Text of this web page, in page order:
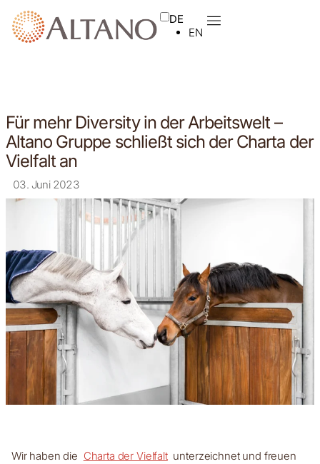
DE
EN
Für mehr Diversity in der Arbeitswelt –
Altano Gruppe schließt sich der Charta der
Vielfalt an
03. Juni 2023
Wir haben die Charta der Vielfalt unterzeichnet und freuen